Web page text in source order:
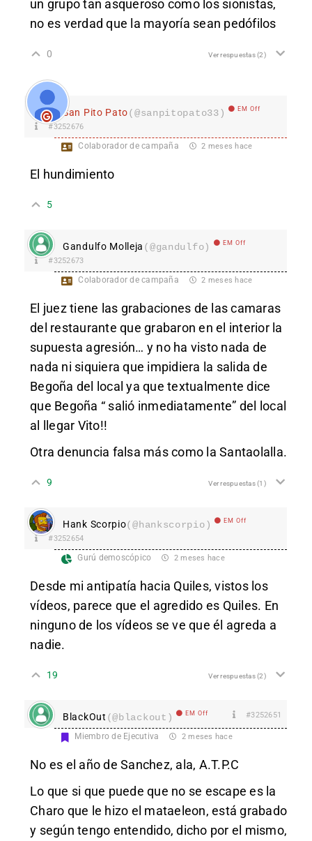
un grupo tan asqueroso como los sionistas,
no es verdad que la mayoría sean pedófilos
0 Ver respuestas(2)
San Pito Pato(@sanpitopato33) EM Off
#3252676
Colaborador de campaña 2 meses hace
El hundimiento
5
Gandulfo Molleja (@gandulfo) EM Off
#3252673
Colaborador de campaña 2 meses hace
El juez tiene las grabaciones de las camaras
del restaurante que grabaron en el interior la
supuesta agresión… y no ha visto nada de
nada ni siquiera que impidiera la salida de
Begoña del local ya que textualmente dice
que Begoña “ salió inmediatamente” del local
al llegar Vito!!
Otra denuncia falsa más como la Santaolalla.
9 Ver respuestas(1)
Hank Scorpio(@hankscorpio) EM Off
#3252654
Gurú demoscópico 2 meses hace
Desde mi antipatía hacia Quiles, vistos los
vídeos, parece que el agredido es Quiles. En
ninguno de los vídeos se ve que él agreda a
nadie.
19 Ver respuestas(2)
BlackOut (@blackout) EM Off #3252651
Miembro de Ejecutiva 2 meses hace
No es el año de Sanchez, ala, A.T.P.C
Lo que si que puede que no se escape es la
Charo que le hizo el mataeleon, está grabado
y según tengo entendido, dicho por el mismo,